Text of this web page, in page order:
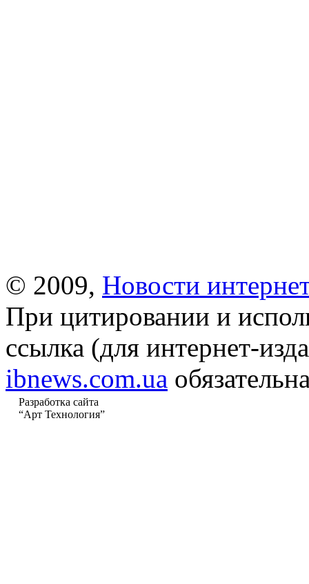
© 2009, Новости
При цитировании и
ссылка (для интернет-
ibnews.com.ua
Разработка сайта
“Арт Технология”